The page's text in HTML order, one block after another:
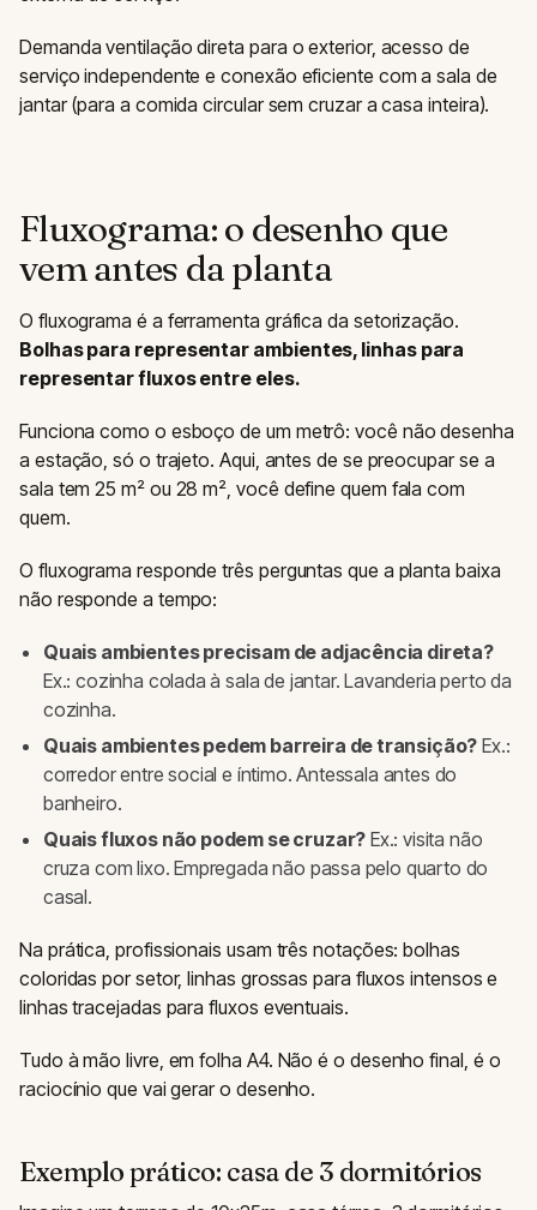
Demanda ventilação direta para o exterior, acesso de
serviço independente e conexão eficiente com a sala de
jantar (para a comida circular sem cruzar a casa inteira).
Fluxograma: o desenho que
vem antes da planta
O fluxograma é a ferramenta gráfica da setorização.
Bolhas para representar ambientes, linhas para
representar fluxos entre eles.
Funciona como o esboço de um metrô: você não desenha
a estação, só o trajeto. Aqui, antes de se preocupar se a
sala tem 25 m² ou 28 m², você define quem fala com
quem.
O fluxograma responde três perguntas que a planta baixa
não responde a tempo:
Quais ambientes precisam de adjacência direta?
Ex.: cozinha colada à sala de jantar. Lavanderia perto da
cozinha.
Quais ambientes pedem barreira de transição? Ex.:
corredor entre social e íntimo. Antessala antes do
banheiro.
Quais fluxos não podem se cruzar? Ex.: visita não
cruza com lixo. Empregada não passa pelo quarto do
casal.
Na prática, profissionais usam três notações: bolhas
coloridas por setor, linhas grossas para fluxos intensos e
linhas tracejadas para fluxos eventuais.
Tudo à mão livre, em folha A4. Não é o desenho final, é o
raciocínio que vai gerar o desenho.
Exemplo prático: casa de 3 dormitórios